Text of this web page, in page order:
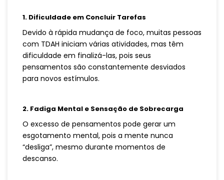
1. Dificuldade em Concluir Tarefas
Devido à rápida mudança de foco, muitas pessoas
com TDAH iniciam várias atividades, mas têm
dificuldade em finalizá-las, pois seus
pensamentos são constantemente desviados
para novos estímulos.
2. Fadiga Mental e Sensação de Sobrecarga
O excesso de pensamentos pode gerar um
esgotamento mental, pois a mente nunca
“desliga”, mesmo durante momentos de
descanso.